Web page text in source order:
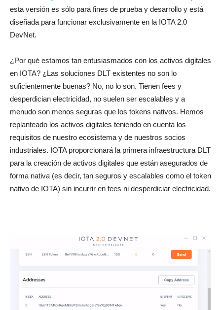
esta versión es sólo para fines de prueba y desarrollo y está
diseñada para funcionar exclusivamente en la IOTA 2.0
DevNet.
¿Por qué estamos tan entusiasmados con los activos digitales
en IOTA? ¿Las soluciones DLT existentes no son lo
suficientemente buenas? No, no lo son. Tienen fees y
desperdician electricidad, no suelen ser escalables y a
menudo son menos seguras que los tokens nativos. Hemos
replanteado los activos digitales teniendo en cuenta los
requisitos de nuestro ecosistema y de nuestros socios
industriales. IOTA proporcionará la primera infraestructura DLT
para la creación de activos digitales que están asegurados de
forma nativa (es decir, tan seguros y escalables como el token
nativo de IOTA) sin incurrir en fees ni desperdiciar electricidad.